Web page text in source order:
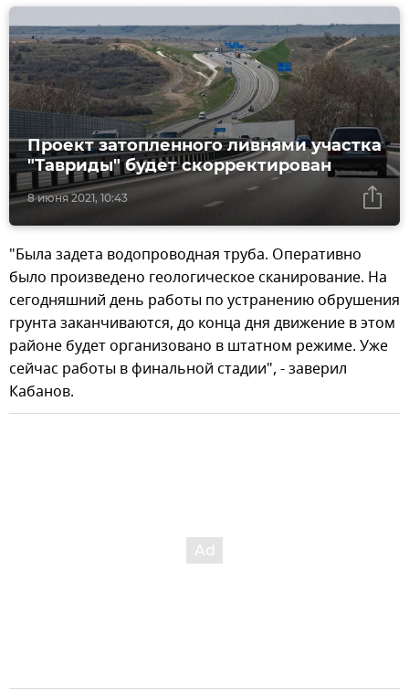
8 июня 2021, 10:43
Проект затопленного ливнями участка
"Тавриды" будет скорректирован
"Была задета водопроводная труба. Оперативно
было произведено геологическое сканирование. На
сегодняшний день работы по устранению обрушения
грунта заканчиваются, до конца дня движение в этом
районе будет организовано в штатном режиме. Уже
сейчас работы в финальной стадии", - заверил
Кабанов.